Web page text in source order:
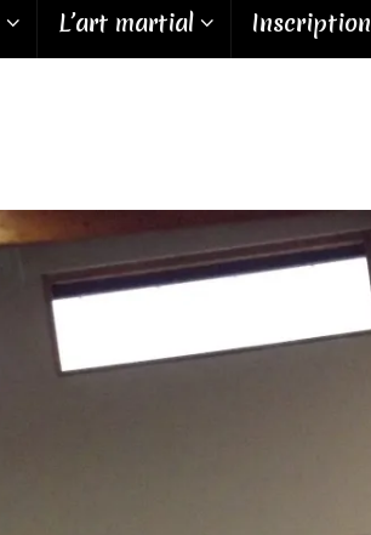
L’art martial Inscription